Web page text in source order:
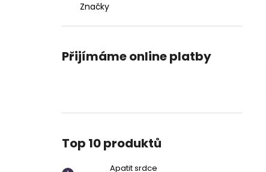
Značky
Přijímáme online platby
Top 10 produktů
Apatit srdce